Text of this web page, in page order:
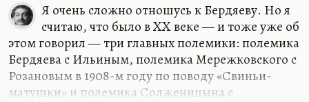
Я очень сложно отношусь к Бердяеву. Но я
считаю, что было в XX веке — и тоже уже об
этом говорил — три главных полемики: полемика
Бердяева с Ильиным, полемика Мережковского с
Розановым в 1908-м году по поводу «Свиньи-
матушки» и полемика Солженицына с